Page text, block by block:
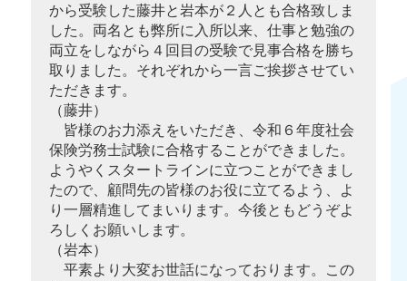
から受験した藤井と岩本が２人とも合格致しま
した。両名とも弊所に入所以来、仕事と勉強の
両立をしながら４回目の受験で見事合格を勝ち
取りました。それぞれから一言ご挨拶させてい
ただきます。
（藤井）
皆様のお力添えをいただき、令和６年度社会
保険労務士試験に合格することができました。
ようやくスタートラインに立つことができまし
たので、顧問先の皆様のお役に立てるよう、よ
り一層精進してまいります。今後ともどうぞよ
ろしくお願いします。
（岩本）
平素より大変お世話になっております。この